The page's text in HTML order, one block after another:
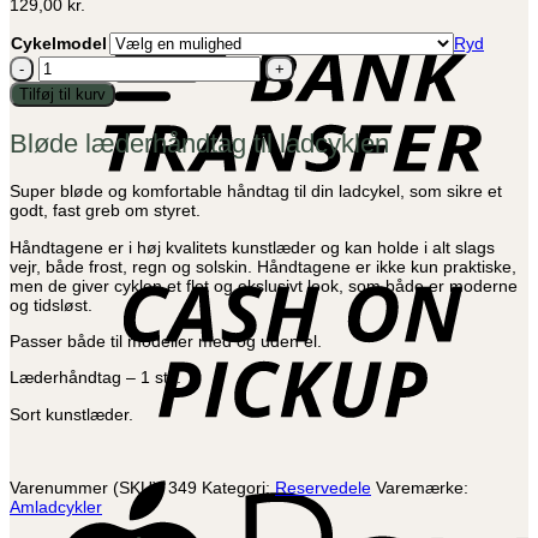
129,00 kr.
Cykelmodel
Ryd
Læderhåndtag
-
1
antal
Tilføj til kurv
Bløde læderhåndtag til ladcyklen
Super bløde og komfortable håndtag til din ladcykel, som sikre et
godt, fast greb om styret.
Håndtagene er i høj kvalitets kunstlæder og kan holde i alt slags
vejr, både frost, regn og solskin. Håndtagene er ikke kun praktiske,
men de giver cyklen et flot og ekslusivt look, som både er moderne
og tidsløst.
Passer både til modeller med og uden el.
Læderhåndtag – 1 stk.
Sort kunstlæder.
Varenummer (SKU):349 Kategori: Reservedele Varemærke:
Amladcykler